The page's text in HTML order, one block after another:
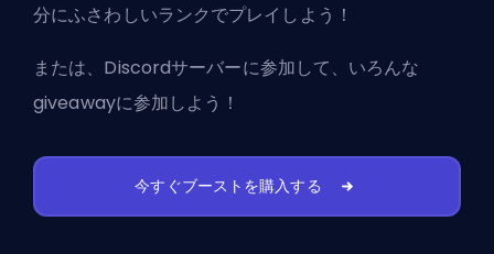
分にふさわしいランクでプレイしよう！
または、 Discordサーバーに参加して、いろんな
giveawayに参加しよう！
今すぐブーストを購入する